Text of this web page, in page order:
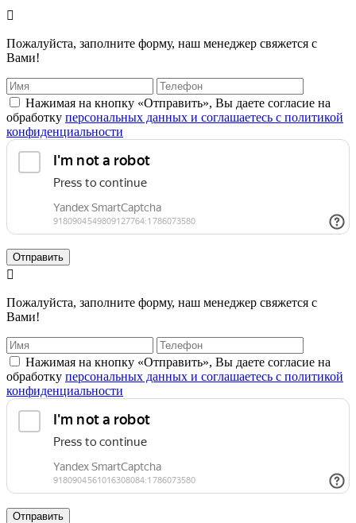

Пожалуйста, заполните форму, наш менеджер свяжется с
Вами!
Нажимая на кнопку «Отправить», Вы даете согласие на
обработку персональных данных и соглашаетесь с политикой
конфиденциальности
Отправить

Пожалуйста, заполните форму, наш менеджер свяжется с
Вами!
Нажимая на кнопку «Отправить», Вы даете согласие на
обработку персональных данных и соглашаетесь с политикой
конфиденциальности
Отправить